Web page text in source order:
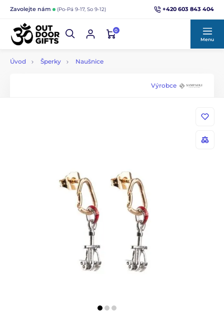
Zavolejte nám (Po-Pá 9-17, So 9-12) +420 603 843 404
0
Menu
Úvod Šperky Naušnice
Výrobce